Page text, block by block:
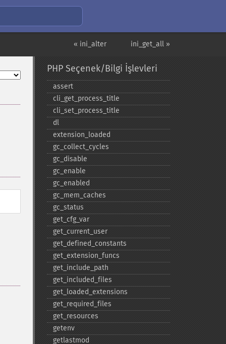
ini_get_all »
« ini_alter
PHP Seçenek/Bilgi İşlevleri
assert
cli_​get_​process_​title
cli_​set_​process_​title
dl
extension_​loaded
gc_​collect_​cycles
gc_​disable
gc_​enable
gc_​enabled
gc_​mem_​caches
gc_​status
get_​cfg_​var
get_​current_​user
get_​defined_​constants
get_​extension_​funcs
get_​include_​path
get_​included_​files
get_​loaded_​extensions
get_​required_​files
get_​resources
getenv
getlastmod